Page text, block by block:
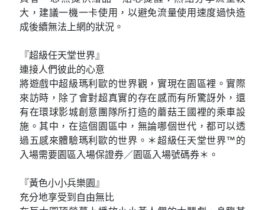
大，建議一機一卡使用，以避免流量使用速度過快造
成後續無法上網的狀況。
『超級任天堂世界』
連接人們彼此的心意
將遊戲中超級瑪利歐的世界觀，實現在園區裡。實際
有在環球影城創意團隊所打造的蘑菇王國裡的乘車設
施。其中，在這個園區中，無論哪個世代，都可以透